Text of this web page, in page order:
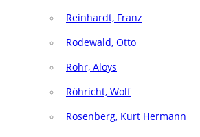
Reinhardt, Franz
Rodewald, Otto
Röhr, Aloys
Röhricht, Wolf
Rosenberg, Kurt Hermann